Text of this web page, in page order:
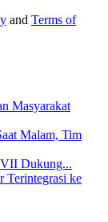
and Terms of
Masyarakat
Malam, Tim
Dukung...
Terintegrasi ke